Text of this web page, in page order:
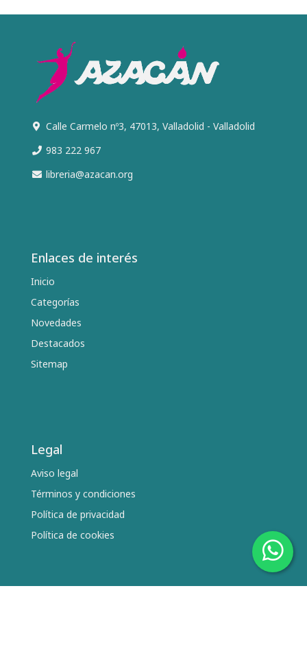
Calle Carmelo nº3, 47013, Valladolid - Valladolid
983 222 967
libreria@azacan.org
Enlaces de interés
Inicio
Categorías
Novedades
Destacados
Sitemap
Legal
Aviso legal
Términos y condiciones
Política de privacidad
Política de cookies